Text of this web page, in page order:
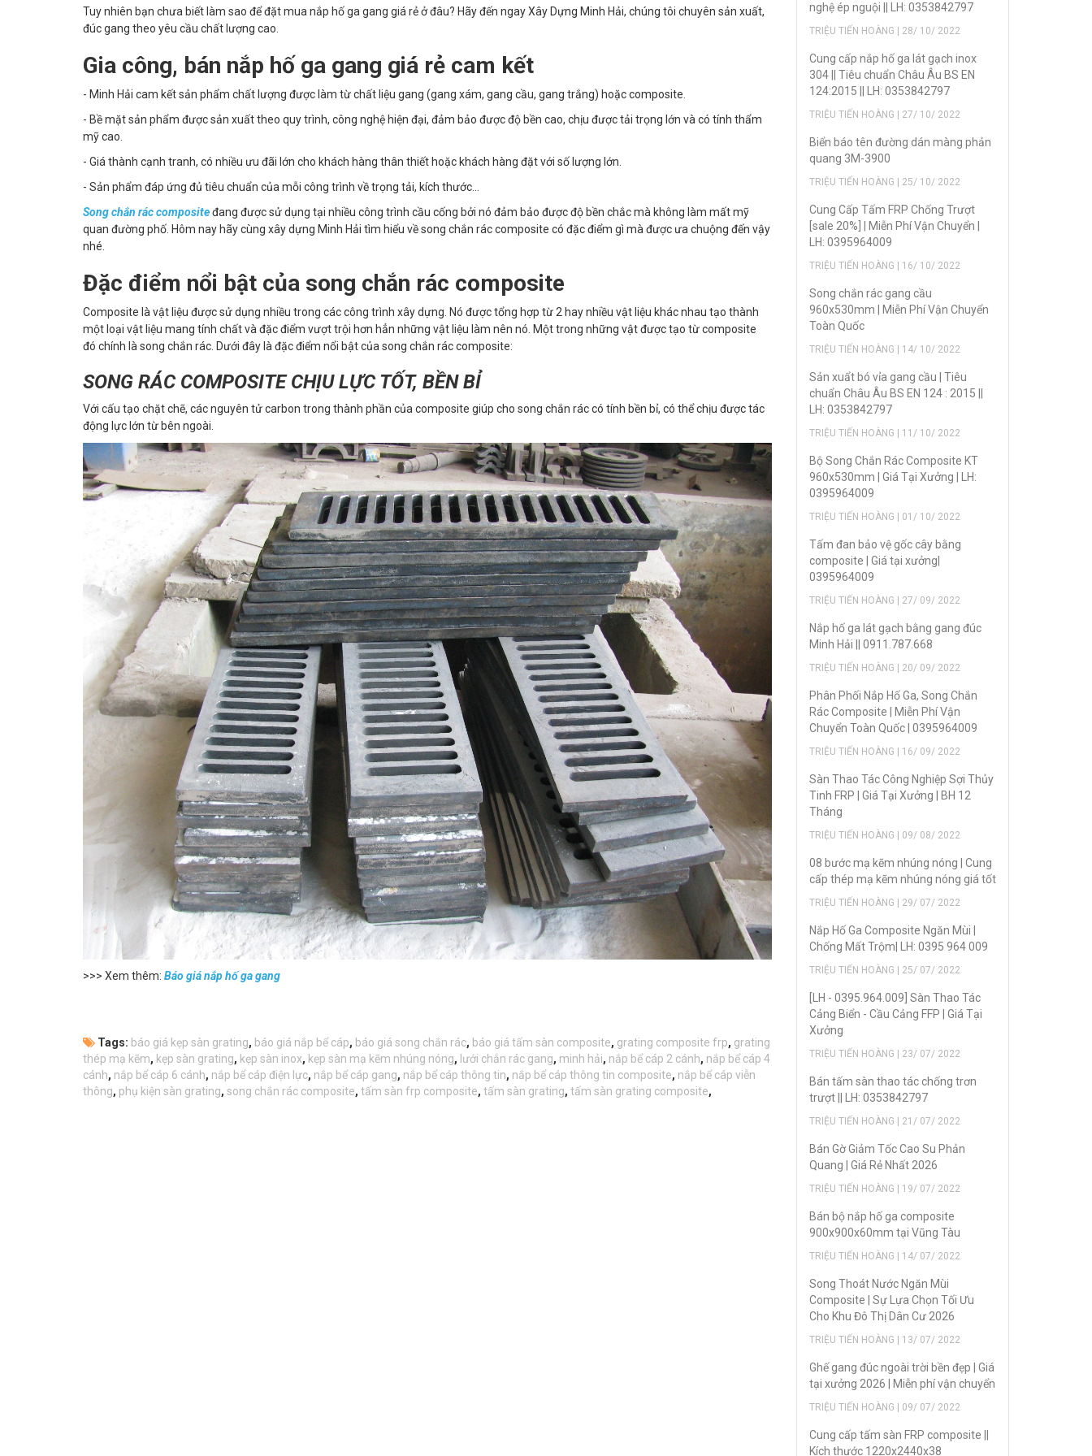
Tuy nhiên bạn chưa biết làm sao để đặt mua nắp hố ga gang giá rẻ ở đâu? Hãy đến ngay Xây Dựng Minh Hải, chúng tôi chuyên sản xuất,
đúc gang theo yêu cầu chất lượng cao.
Gia công, bán nắp hố ga gang giá rẻ cam kết
- Minh Hải cam kết sản phẩm chất lượng được làm từ chất liệu gang (gang xám, gang cầu, gang trắng) hoặc composite.
- Bề mặt sản phẩm được sản xuất theo quy trình, công nghệ hiện đại, đảm bảo được độ bền cao, chịu được tải trọng lớn và có tính thẩm
mỹ cao.
- Giá thành cạnh tranh, có nhiều ưu đãi lớn cho khách hàng thân thiết hoặc khách hàng đặt với số lượng lớn.
- Sản phẩm đáp ứng đủ tiêu chuẩn của mỗi công trình về trọng tải, kích thước...
Song chắn rác compositeđang được sử dụng tại nhiều công trình cầu cống bởi nó đảm bảo được độ bền chắc mà không làm mất mỹ
quan đường phố. Hôm nay hãy cùng xây dựng Minh Hải tìm hiểu về song chắn rác composite có đặc điểm gì mà được ưa chuộng đến vậy
nhé.
Đặc điểm nổi bật của song chắn rác composite
Composite là vật liệu được sử dụng nhiều trong các công trình xây dựng. Nó được tổng hợp từ 2 hay nhiều vật liệu khác nhau tạo thành
một loại vật liệu mang tính chất và đặc điểm vượt trội hơn hẳn những vật liệu làm nên nó. Một trong những vật được tạo từ composite
đó chính là song chắn rác. Dưới đây là đặc điểm nổi bật của song chắn rác composite:
SONG RÁC COMPOSITE CHỊU LỰC TỐT, BỀN BỈ
Với cấu tạo chặt chẽ, các nguyên tử carbon trong thành phần của composite giúp cho song chắn rác có tính bền bỉ, có thể chịu được tác
động lực lớn từ bên ngoài.
>>> Xem thêm: Báo giá nắp hố ga gang
Tags: báo giá kẹp sàn grating, báo giá nắp bể cáp, báo giá song chắn rác, báo giá tấm sàn composite, grating composite frp, grating
thép mạ kẽm, kẹp sàn grating, kẹp sàn inox, kẹp sàn mạ kẽm nhúng nóng, lưới chắn rác gang, minh hải, nắp bể cáp 2 cánh, nắp bể cáp 4
cánh, nắp bể cáp 6 cánh, nắp bể cáp điện lực, nắp bể cáp gang, nắp bể cáp thông tin, nắp bể cáp thông tin composite, nắp bể cáp viễn
thông, phụ kiện sàn grating, song chắn rác composite, tấm sàn frp composite, tấm sàn grating, tấm sàn grating composite,
nghệ ép nguội || LH: 0353842797
TRIỆU TIẾN HOÀNG | 28/ 10/ 2022
Cung cấp nắp hố ga lát gạch inox
304 || Tiêu chuẩn Châu Âu BS EN
124:2015 || LH: 0353842797
TRIỆU TIẾN HOÀNG | 27/ 10/ 2022
Biển báo tên đường dán màng phản
quang 3M-3900
TRIỆU TIẾN HOÀNG | 25/ 10/ 2022
Cung Cấp Tấm FRP Chống Trượt
[sale 20%] | Miễn Phí Vận Chuyển |
LH: 0395964009
TRIỆU TIẾN HOÀNG | 16/ 10/ 2022
Song chắn rác gang cầu
960x530mm | Miễn Phí Vận Chuyển
Toàn Quốc
TRIỆU TIẾN HOÀNG | 14/ 10/ 2022
Sản xuẩt bó vỉa gang cầu | Tiêu
chuẩn Châu Âu BS EN 124 : 2015 ||
LH: 0353842797
TRIỆU TIẾN HOÀNG | 11/ 10/ 2022
Bộ Song Chắn Rác Composite KT
960x530mm | Giá Tại Xưởng | LH:
0395964009
TRIỆU TIẾN HOÀNG | 01/ 10/ 2022
Tấm đan bảo vệ gốc cây bằng
composite | Giá tại xưởng|
0395964009
TRIỆU TIẾN HOÀNG | 27/ 09/ 2022
Nắp hố ga lát gạch bằng gang đúc
Minh Hải || 0911.787.668
TRIỆU TIẾN HOÀNG | 20/ 09/ 2022
Phân Phối Nắp Hố Ga, Song Chắn
Rác Composite | Miễn Phí Vận
Chuyển Toàn Quốc | 0395964009
TRIỆU TIẾN HOÀNG | 16/ 09/ 2022
Sàn Thao Tác Công Nghiệp Sợi Thủy
Tinh FRP | Giá Tại Xưởng | BH 12
Tháng
TRIỆU TIẾN HOÀNG | 09/ 08/ 2022
08 bước mạ kẽm nhúng nóng | Cung
cấp thép mạ kẽm nhúng nóng giá tốt
TRIỆU TIẾN HOÀNG | 29/ 07/ 2022
Nắp Hố Ga Composite Ngăn Mùi |
Chống Mất Trộm| LH: 0395 964 009
TRIỆU TIẾN HOÀNG | 25/ 07/ 2022
[LH - 0395.964.009] Sàn Thao Tác
Cảng Biển - Cầu Cảng FFP | Giá Tại
Xưởng
TRIỆU TIẾN HOÀNG | 23/ 07/ 2022
Bán tấm sàn thao tác chống trơn
trượt || LH: 0353842797
TRIỆU TIẾN HOÀNG | 21/ 07/ 2022
Bán Gờ Giảm Tốc Cao Su Phản
Quang | Giá Rẻ Nhất 2026
TRIỆU TIẾN HOÀNG | 19/ 07/ 2022
Bán bộ nắp hố ga composite
900x900x60mm tại Vũng Tàu
TRIỆU TIẾN HOÀNG | 14/ 07/ 2022
Song Thoát Nước Ngăn Mùi
Composite | Sự Lựa Chọn Tối Ưu
Cho Khu Đô Thị Dân Cư 2026
TRIỆU TIẾN HOÀNG | 13/ 07/ 2022
Ghế gang đúc ngoài trời bền đẹp | Giá
tại xưởng 2026 | Miễn phí vận chuyển
TRIỆU TIẾN HOÀNG | 09/ 07/ 2022
Cung cấp tấm sàn FRP composite ||
Kích thước 1220x2440x38